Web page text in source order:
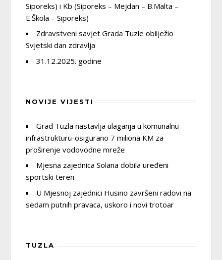
Siporeks) i Kb (Siporeks – Mejdan – B.Malta –
E.Škola – Siporeks)
Zdravstveni savjet Grada Tuzle obilježio
Svjetski dan zdravlja
31.12.2025. godine
NOVIJE VIJESTI
Grad Tuzla nastavlja ulaganja u komunalnu
infrastrukturu-osigurano 7 miliona KM za
proširenje vodovodne mreže
Mjesna zajednica Solana dobila uređeni
sportski teren
U Mjesnoj zajednici Husino završeni radovi na
sedam putnih pravaca, uskoro i novi trotoar
TUZLA